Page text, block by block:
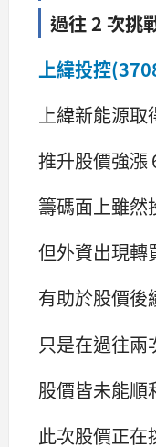
過往 2 次挑
上緯投控
上緯新能源取
推升股價強漲
籌碼面上雖然
但外資出現轉
有助於股價後
只是在過往
股價皆未能順
此次股價正在